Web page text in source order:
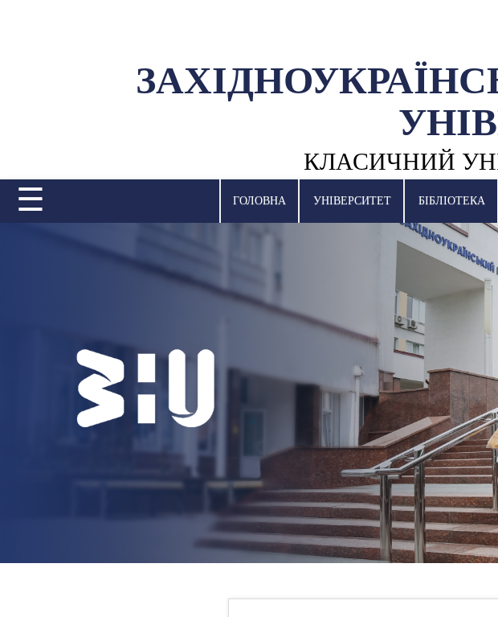
КЛАСИЧНИЙ
МІЖНАРОДНА ДІЯЛЬНІСТЬ
☰ ГОЛОВНА УНІВЕРСИТЕТ БІБЛІОТЕКА